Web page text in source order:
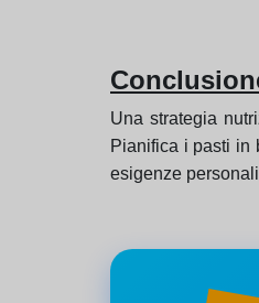
Una strategia
Pianifica i pasti in
esigenze